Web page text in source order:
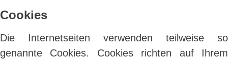
Cookies
Die Internetseiten verwenden teilweise so
genannte Cookies. Cookies richten auf Ihrem